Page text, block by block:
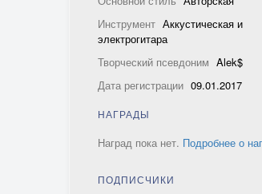
Инструмент Аккустическая и
электрогитара
Творческий псевдоним Alek$
Дата регистрации 09.01.2017
НАГРАДЫ
Наград пока нет. Подробнее о
ПОДПИСЧИКИ